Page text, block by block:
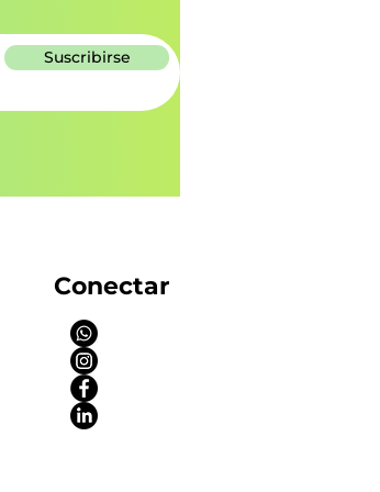
Suscribirse
Conectar